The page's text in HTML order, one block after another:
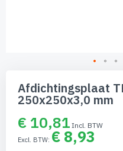
naar
begin
afbeeldingen-
gallerij
Afdichtingsplaat
250x250x3,0 mm
€ 10,81
€ 8,93